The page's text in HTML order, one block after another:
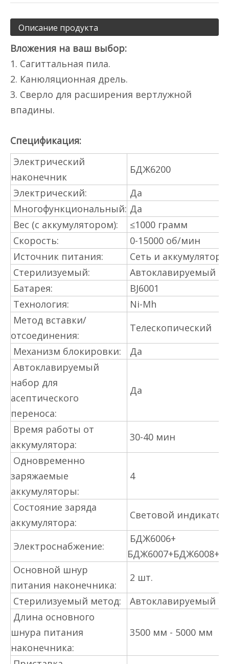
Описание продукта
Вложения на ваш выбор:
1. Сагиттальная пила.
2. Канюляционная дрель.
3. Сверло для расширения вертлужной
впадины.
Спецификация:
Электрический
наконечник
БДЖ6200
Электрический:
Да
Многофункциональный: Да
Вес (с аккумулятором):
≤1000 грамм
Скорость:
0-15000 об/мин
Источник питания:
Сеть и аккумулятор
Стерилизуемый:
Автоклавируемый
Батарея:
BJ6001
Технология:
Ni-Mh
Метод вставки/
отсоединения:
Телескопический
Механизм блокировки:
Да
Автоклавируемый
набор для
асептического
переноса:
Да
Время работы от
аккумулятора:
30-40 мин
Одновременно
заряжаемые
аккумуляторы:
4
Состояние заряда
аккумулятора:
Световой индикатор
Электроснабжение:
БДЖ6006+
Основной шнур
питания наконечника:
2 шт.
Стерилизуемый метод:
Автоклавируемый
Длина основного
шнура питания
наконечника:
3500 мм - 5000 мм